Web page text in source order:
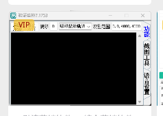
VIP